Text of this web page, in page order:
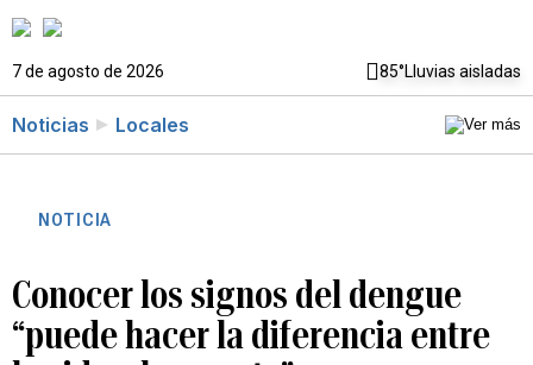
7 de agosto de 2026 85°Lluvias aisladas
Noticias Locales
NOTICIA
Conocer los signos del dengue
“puede hacer la diferencia entre